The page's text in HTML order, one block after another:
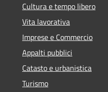
Cultura e tempo libero
Vita lavorativa
Imprese e Commercio
Appalti pubblici
Catasto e urbanistica
Turismo